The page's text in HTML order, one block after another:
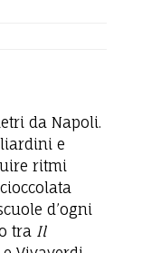
da Napoli.
e
ritmi
d’ogni
tra Il